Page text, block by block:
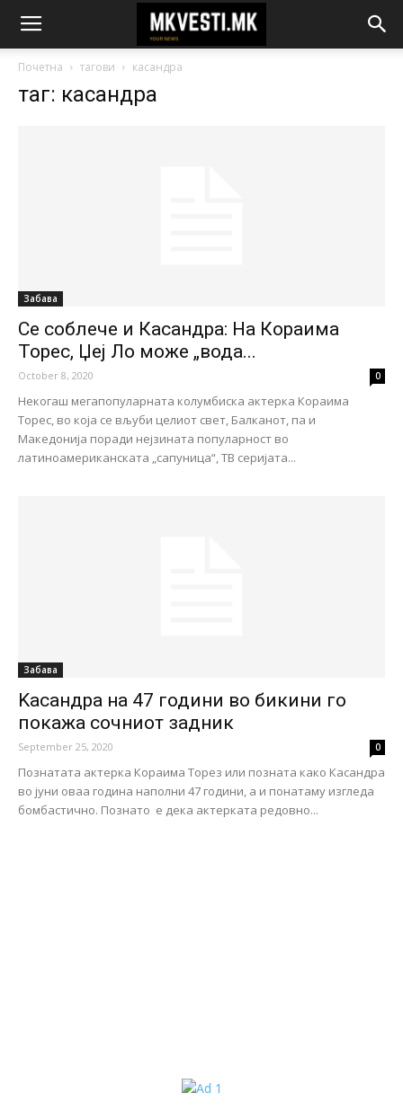
Почетна тагови касандра
таг: касандра
Забава
Се соблече и Касандра: На Кораима
Торес, Џеј Ло може „вода...
October 8, 2020 0
Некогаш мегапопуларната колумбиска актерка Кораима
Торес, во која се вљуби целиот свет, Балканот, па и
Македонија поради нејзината популарност во
латиноамериканската „сапуница“, ТВ серијата...
Забава
Kасандра на 47 години во бикини го
покажа сочниот задник
September 25, 2020 0
Познатата актерка Кораима Торез или позната како Касандра
во јуни оваа година наполни 47 години, а и понатаму изгледа
бомбастично. Познато е дека актерката редовно...